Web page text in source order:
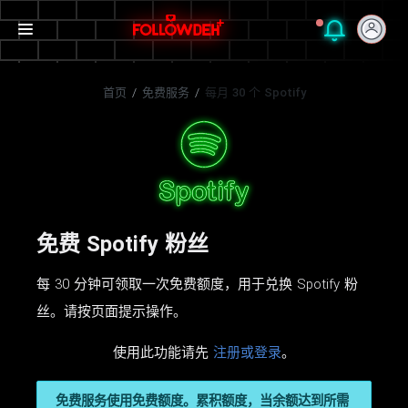
首页 / 免费服务 / 每月 30 个 Spotify
免费 Spotify 粉丝
每 30 分钟可领取一次免费额度，用于兑换 Spotify 粉
丝。请按页面提示操作。
使用此功能请先 注册或登录。
免费服务使用免费额度。累积额度，当余额达到所需